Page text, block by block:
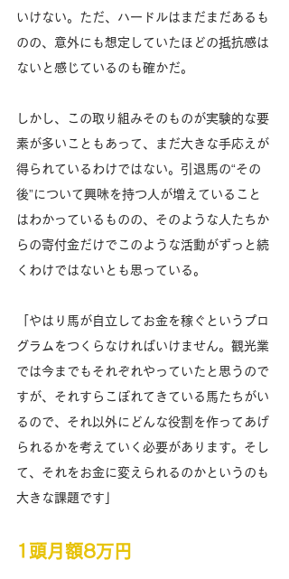
いけない。ただ、ハードルはまだまだあるも
のの、意外にも想定していたほどの抵抗感は
ないと感じているのも確かだ。
しかし、この取り組みそのものが実験的な要
素が多いこともあって、まだ大きな手応えが
得られているわけではない。引退馬の“その
後”について興味を持つ人が増えていること
はわかっているものの、そのような人たちか
らの寄付金だけでこのような活動がずっと続
くわけではないとも思っている。
「やはり馬が自立してお金を稼ぐというプロ
グラムをつくらなければいけません。観光業
では今までもそれぞれやっていたと思うので
すが、それすらこぼれてきている馬たちがい
るので、それ以外にどんな役割を作ってあげ
られるかを考えていく必要があります。そし
て、それをお金に変えられるのかというのも
大きな課題です」​
1頭月額8万円